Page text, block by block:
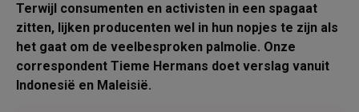
Terwijl consumenten en activisten in een spagaat
zitten, lijken producenten wel in hun nopjes te zijn als
het gaat om de veelbesproken palmolie. Onze
correspondent Tieme Hermans doet verslag vanuit
Indonesië en Maleisië.